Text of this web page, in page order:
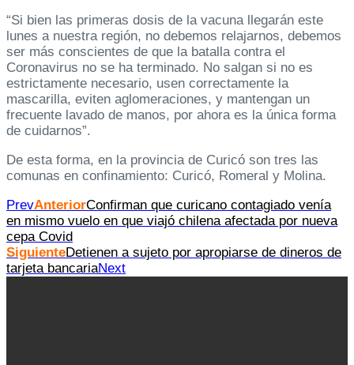
“Si bien las primeras dosis de la vacuna llegarán este
lunes a nuestra región, no debemos relajarnos, debemos
ser más conscientes de que la batalla contra el
Coronavirus no se ha terminado. No salgan si no es
estrictamente necesario, usen correctamente la
mascarilla, eviten aglomeraciones, y mantengan un
frecuente lavado de manos, por ahora es la única forma
de cuidarnos”.
De esta forma, en la provincia de Curicó son tres las
comunas en confinamiento: Curicó, Romeral y Molina.
PrevAnteriorConfirman que curicano contagiado venía
en mismo vuelo en que viajó chilena afectada por nueva
cepa Covid
SiguienteDetienen a sujeto por apropiarse de dineros de
tarjeta bancariaNext